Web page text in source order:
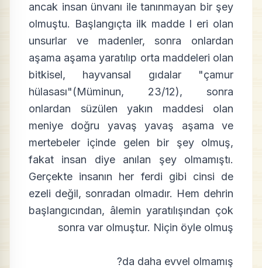
ancak insan ünvanı ile tanınmayan bir şey
olmuştu. Başlangıçta ilk madde l eri olan
unsurlar ve madenler, sonra onlardan
aşama aşama yaratılıp orta maddeleri olan
bitkisel, hayvansal gıdalar "çamur
hülasası"(Müminun, 23/12), sonra
onlardan süzülen yakın maddesi olan
meniye doğru yavaş yavaş aşama ve
mertebeler içinde gelen bir şey olmuş,
fakat insan diye anılan şey olmamıştı.
Gerçekte insanın her ferdi gibi cinsi de
ezeli değil, sonradan olmadır. Hem dehrin
başlangıcından, âlemin yaratılışından çok
sonra var olmuştur. Niçin öyle olmuş
da daha evvel olmamış?